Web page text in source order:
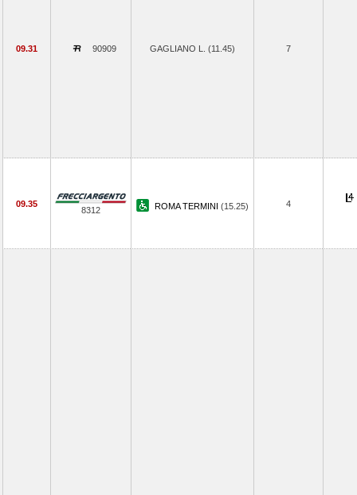
09.31 90909 GAGLIANO L. (11.45) 7
09.35
8312 ROMA TERMINI (15.25) 4